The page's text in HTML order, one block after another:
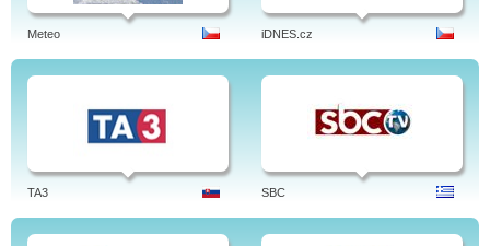
Meteo iDNES.cz
TA3 SBC